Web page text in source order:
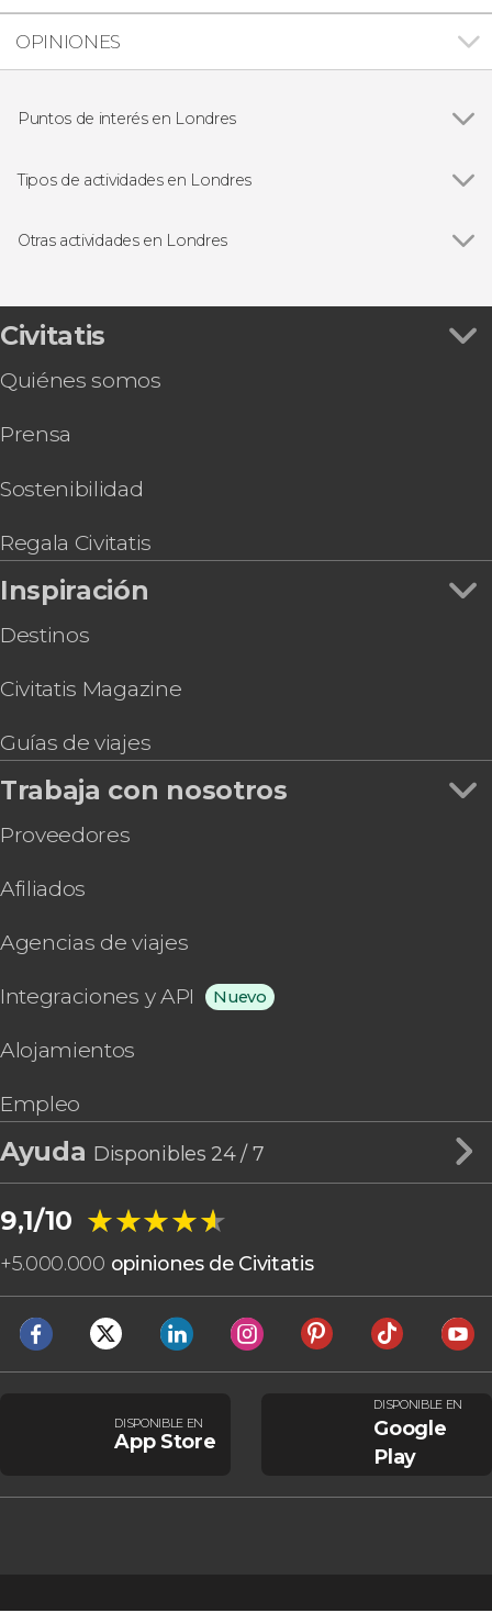
OPINIONES
Puntos de interés en Londres
Palacio de Buckingham
Abadía de Westminster
Catedral de San Pablo
Tower Bridge
Estudios de Harry Potter de Londres
Tipos de actividades en Londres
Free tours en Londres
Autobuses turísticos en Londres
Tarjetas turísticas en Londres
Musicales en Londres
Otras actividades en Londres
Ruta de Harry Potter por el centro de Londres
Visita guiada por el Museo de Historia Natural
Tour por Stamford Bridge, el estadio del Chelsea
Tour del Emirates Stadium
Entradas al Madame Tussauds de Londres
dulce
Entradas para The View from The Shard
Civitatis
Quiénes somos
Prensa
Sostenibilidad
Regala Civitatis
Inspiración
Destinos
Civitatis Magazine
Guías de viajes
Trabaja con nosotros
Proveedores
Afiliados
Agencias de viajes
Integraciones y API Nuevo
Alojamientos
Empleo
Ayuda Disponibles 24 / 7
9,1/10 ★★★★★
★★★★★
+5.000.000 opiniones de Civitatis
DISPONIBLE EN
App Store
DISPONIBLE EN
Google
Play